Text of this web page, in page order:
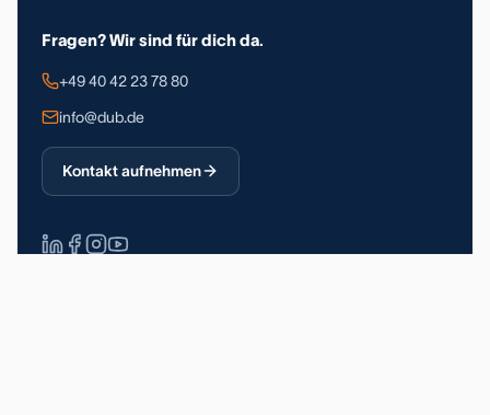
Fragen? Wir sind für dich da.
+49 40 42 23 78 80
info@dub.de
Kontakt aufnehmen